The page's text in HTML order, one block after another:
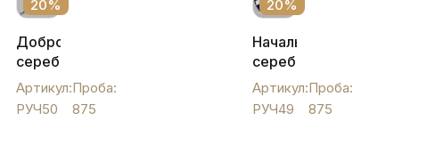
20%
Добротная
серебряная
ручка
"Капля",
РУЧ50
Артикул:
РУЧ50
Проба:
875
20%
Начальническая
серебряная
ручка
"Воля",
РУЧ49
Артикул:
РУЧ49
Проба:
875